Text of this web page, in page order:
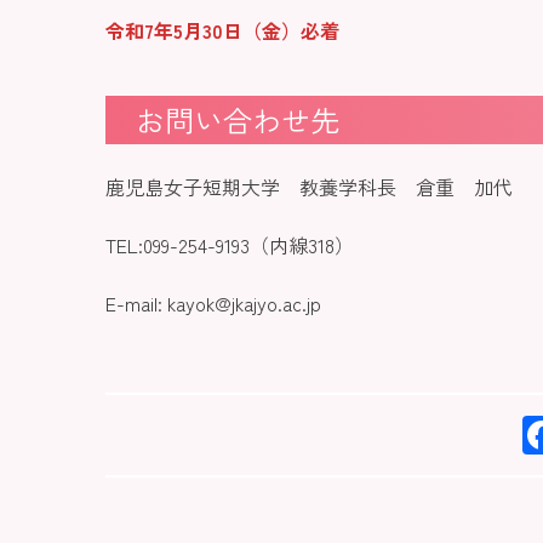
令和7年5月30日（金）必着
お問い合わせ先
鹿児島女子短期大学 教養学科長 倉重 加代
TEL:099-254-9193（内線318）
E-mail: kayok@jkajyo.ac.jp